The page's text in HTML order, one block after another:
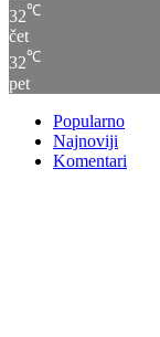
32℃
čet
32℃
pet
Popularno
Najnoviji
Komentari